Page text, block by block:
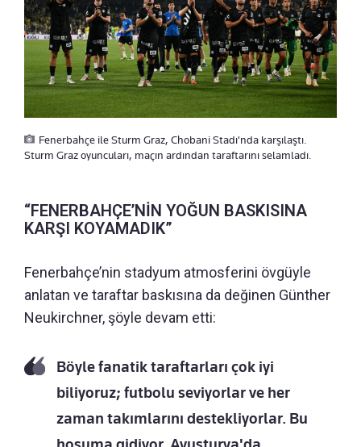
Fenerbahçe ile Sturm Graz, Chobani Stadı'nda karşılaştı.
Sturm Graz oyuncuları, maçın ardından taraftarını selamladı.
“FENERBAHÇE’NİN YOĞUN BASKISINA
KARŞI KOYAMADIK”
Fenerbahçe’nin stadyum atmosferini övgüyle
anlatan ve taraftar baskısına da değinen Günther
Neukirchner, şöyle devam etti:
Böyle fanatik taraftarları çok iyi
biliyoruz; futbolu seviyorlar ve her
zaman takımlarını destekliyorlar. Bu